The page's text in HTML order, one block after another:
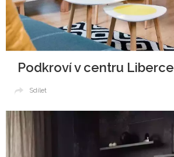
Podkroví v centru Liberce
Sdílet